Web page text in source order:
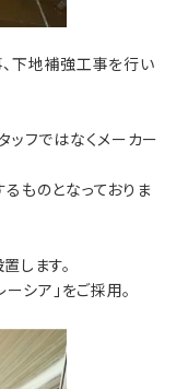
下地補強工事を行い
ッフではなくメーカー
ものとなっておりま
します。
シア」をご採用。